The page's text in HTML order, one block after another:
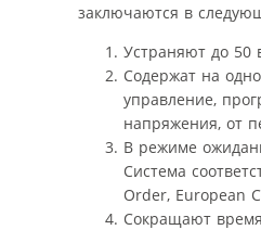
заключаются в
Устраняют до 50
Содержат на
управление,
напряжения, от
В режиме
Система
Order, European
Сокращают